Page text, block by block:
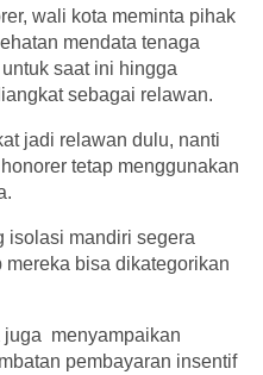
wali kota meminta pihak
mendata tenaga
saat ini hingga
sebagai relawan.
jadi relawan dulu, nanti
tetap menggunakan
isolasi mandiri segera
bisa dikategorikan
juga menyampaikan
pembayaran insentif